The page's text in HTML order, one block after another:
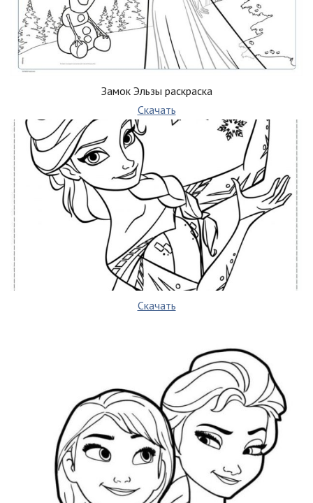
Замок Эльзы раскраска
Скачать
Скачать